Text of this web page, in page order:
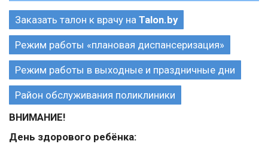
Заказать талон к врачу на Talon.by
Режим работы «плановая диспансеризация»
Режим работы в выходные и праздничные дни
Район обслуживания поликлиники
ВНИМАНИЕ!
День здорового ребёнка: